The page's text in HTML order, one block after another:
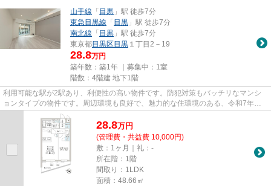
山手線 「 目黒 」駅 徒歩7分
東急目黒線 「 目黒 」駅 徒歩7分
南北線 「 目黒 」駅 徒歩7分
東京都目黒区 目黒 １丁目2－19
28.8万円
築年数：築1年 ｜募集中： 1室
階数：4階建 地下1階
利用可能な駅が2駅あり、利便性の高い物件です。防犯対策もバッチリなマンシ
ョンタイプの物件です。周辺環境も良好で、魅力的な住環境のある、令和7年築
の物件です。魅力的な駅近の物...
28.8万円
(管理費・共益費 10,000円)
敷：1ヶ月｜礼：-
所在階：1階
間取り：1LDK
面積：48.66㎡